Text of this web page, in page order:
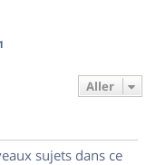
1
Aller
sujets dans ce